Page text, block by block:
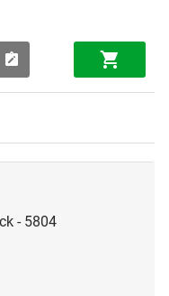
- 5804